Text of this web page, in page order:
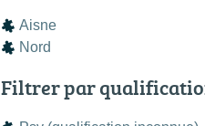
Aisne
Nord
Filtrer par